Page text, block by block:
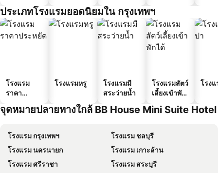
ประเภทโรงแรมยอดนิยมใน กรุงเทพฯ
โรงแรม
ราคา
โรงแรมหรู
โรงแรมมี
สระว่ายน้ำ
โรงแรมสัตว์
เลี้ยงเข้าพัก
โรง
จุดหมายปลายทางใกล้ BB House Mini Suite Hotel
โรงแรม กรุงเทพฯ
โรงแรม ชลบุรี
โรงแรม นครนายก
โรงแรม เกาะล้าน
โรงแรม ศรีราชา
โรงแรม สระบุรี